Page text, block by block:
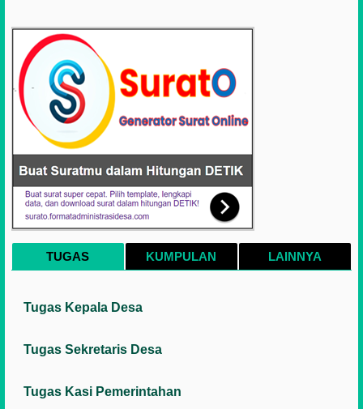
TUGAS KUMPULAN LAINNYA
Tugas Kepala Desa
Tugas Sekretaris Desa
Tugas Kasi Pemerintahan